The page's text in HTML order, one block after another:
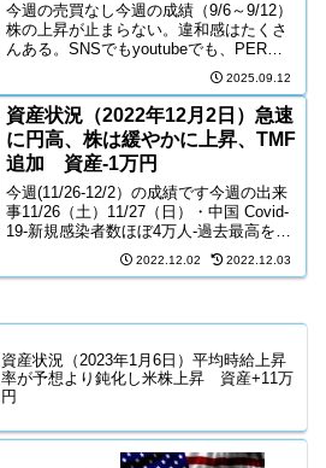
今週の売買なし今週の成績（9/6～9/12）
株の上昇が止まらない。違和感はたくさ
んある。SNSでもyoutubeでも、PERや
EPSなど、株価が割高であることを測る
ための指標が登場してきている。FRB利
下げ後のその後はどうなるのであろう
か？...
2025.09.12
資産状況（2022年12月2日）急速
に円高、株は緩やかに上昇、TMF
追加 資産-1万円
今週(11/26-12/2）の成績です今週の出来
事11/26（土）11/27（日）・中国 Covid-
19-新規感染者数ほぼ4万人-過去最高を更
新・ジェフ・ベゾス-「消費を控え現金を
蓄えておくべき」-「すぐにリセッション
2022.12.02 2022.12.03
資産状況（2023年1月6日）平均時給上昇
率が予想より鈍化し米株上昇 資産+11万
円